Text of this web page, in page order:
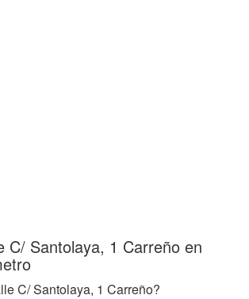
C/ Santolaya, 1 Carreño en
C/ Santolaya, 1 Carreño?